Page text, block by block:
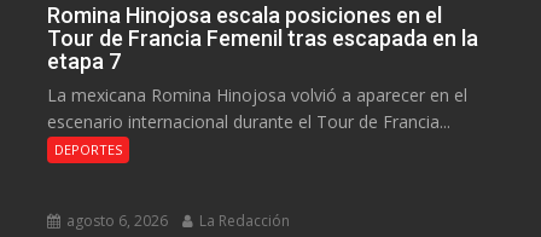
Romina Hinojosa escala posiciones en el
Tour de Francia Femenil tras escapada en la
etapa 7
La mexicana Romina Hinojosa volvió a aparecer en el
escenario internacional durante el Tour de Francia...
DEPORTES
agosto 6, 2026 La Redacción